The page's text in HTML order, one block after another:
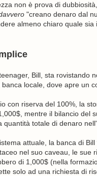
non è prova di
"creano denaro dal
almeno chiaro quale sia
Bill, sta rovistando
locale, dove apre un
con riserva del 100%, la
mentre il bilancio del
quantità totale di denaro
attuale, la banca di
nel suo caveau, le sue
di 1,000$ (nella
solo ad una richiesta di